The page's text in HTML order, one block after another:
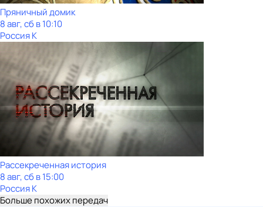
Пряничный домик
8 авг, сб в 10:10
Россия К
Рассекреченная история
8 авг, сб в 15:00
Россия К
Больше похожих передач